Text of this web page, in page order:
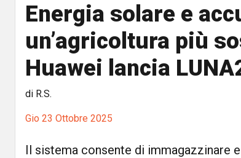
Energia solare e
un’agricoltura più
Huawei lancia
di R.S.
Gio 23 Ottobre 2025
Il sistema consente di immagazzinare